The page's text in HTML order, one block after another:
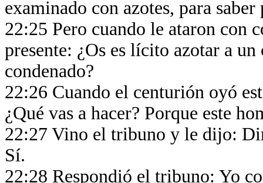
examinado con azotes, para
22:25 Pero cuando le ataron con
presente: ¿Os es lícito azotar a
condenado?
22:26 Cuando el centurión oyó
¿Qué vas a hacer? Porque este
22:27 Vino el tribuno y le dijo:
Sí.
22:28 Respondió el tribuno: Yo